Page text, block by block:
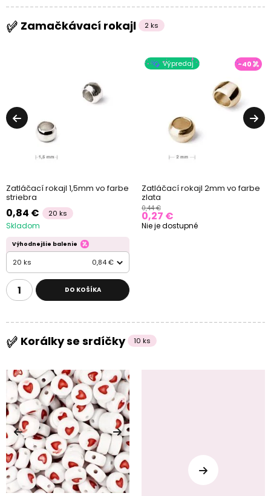
Zamačkávací rokajl 2 ks
Zatláčací rokajl 1,5mm vo farbe
striebra
0,84 € 20 ks
Skladom
Výhodnejšie balenie
20 ks 0,84 €
DO KOŠÍKA
Výpredaj -40
Zatláčací rokajl 2mm vo farbe
zlata
0,44 €
0,27 €
Nie je dostupné
Korálky se srdíčky 10 ks